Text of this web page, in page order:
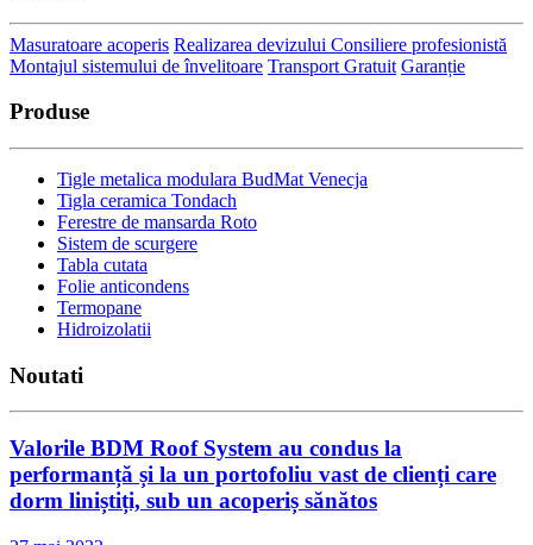
Masuratoare acoperis Realizarea devizului Consiliere profesionistă
Montajul sistemului de învelitoare Transport Gratuit Garanție
Produse
Tigle metalica modulara BudMat Venecja
Tigla ceramica Tondach
Ferestre de mansarda Roto
Sistem de scurgere
Tabla cutata
Folie anticondens
Termopane
Hidroizolatii
Noutati
Valorile BDM Roof System au condus la
performanță și la un portofoliu vast de clienți care
dorm liniștiți, sub un acoperiș sănătos